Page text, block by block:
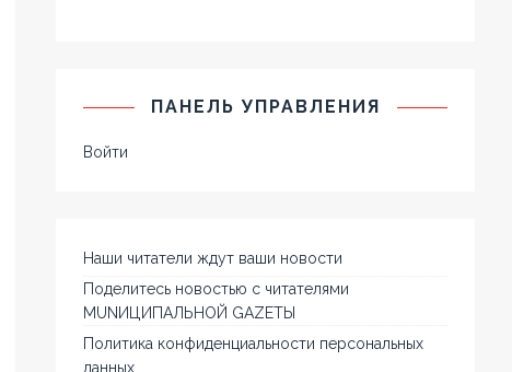
ПАНЕЛЬ УПРАВЛЕНИЯ
Войти
Наши читатели ждут ваши новости
Поделитесь новостью с читателями
MUNИЦИПАЛЬНОЙ GAZЕТЫ
Политика конфиденциальности персональных
данных